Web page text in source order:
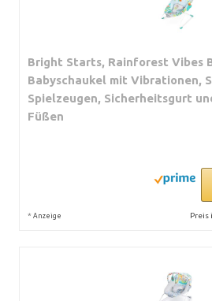
Bright Starts, Rainforest Vibes
Babyschaukel mit Vibrationen,
Spielzeugen, Sicherheitsgurt
Füßen
* Anzeige Preis